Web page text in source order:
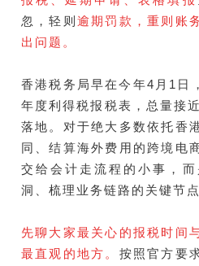
忽，轻则 逾期罚款，重则账
出问题。
香港税务局早在今年4月1日
年度利得税报税表，总量接
落地。对于绝大多数依托香
同、结算海外费用的跨境电
交给会计走流程的小事，
洞、梳理业务链路的关键节点
先聊大家最关心的报税时间
最直观的地方。 按照官方要